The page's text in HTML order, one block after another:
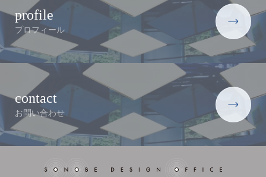
profile
プロフィール
contact
お問い合わせ